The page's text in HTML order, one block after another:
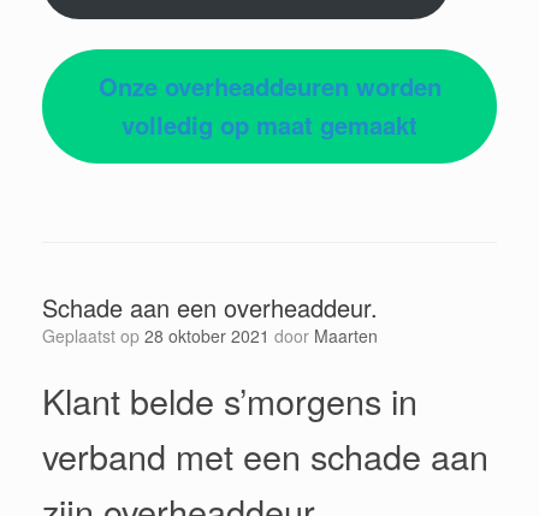
Onze overheaddeuren worden
volledig op maat gemaakt
Schade aan een overheaddeur.
Geplaatst op 28 oktober 2021 door Maarten
Klant belde s’morgens in
verband met een schade aan